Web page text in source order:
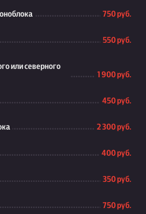
750 руб.
550 руб.
или северного
1 900 руб.
450 руб.
2 300 руб.
400 руб.
350 руб.
750 руб.